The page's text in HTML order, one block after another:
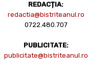
REDACȚIA:
redactia@bistriteanul.ro
0722.480.707
PUBLICITATE:
publicitate@bistriteanul.ro